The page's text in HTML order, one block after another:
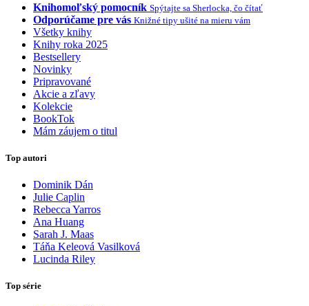
Knihomoľský pomocník Spýtajte sa Sherlocka, čo čítať
Odporúčame pre vás Knižné tipy ušité na mieru vám
Všetky knihy
Knihy roka 2025
Bestsellery
Novinky
Pripravované
Akcie a zľavy
Kolekcie
BookTok
Mám záujem o titul
Top autori
Dominik Dán
Julie Caplin
Rebecca Yarros
Ana Huang
Sarah J. Maas
Táňa Keleová Vasilková
Lucinda Riley
Top série